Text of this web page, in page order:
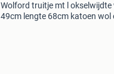
Wolford truitje mt l
49cm lengte 68cm katoen wol